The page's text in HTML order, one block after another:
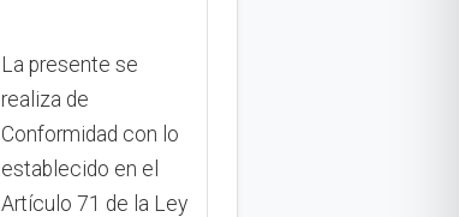
La presente se
realiza de
Conformidad con lo
establecido en el
Artículo 71 de la Ley